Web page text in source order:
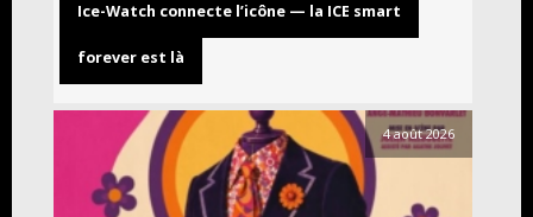
Ice-Watch connecte l’icône — la ICE smart
forever est là
4 août 2026